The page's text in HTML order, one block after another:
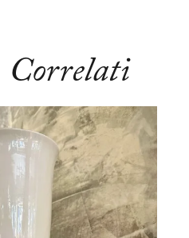
Correlati